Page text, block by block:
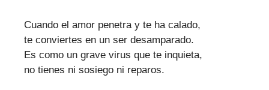
Cuando el amor penetra y te ha calado,
te conviertes en un ser desamparado.
Es como un grave virus que te inquieta,
no tienes ni sosiego ni reparos.